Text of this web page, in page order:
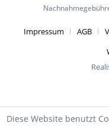
Impressum AGB
Diese Website benutzt